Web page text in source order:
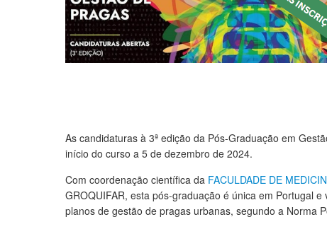
As candidaturas à 3ª edição da Pós-Graduação em
início do curso a 5 de dezembro de 2024.
Com coordenação científica da FACULDADE DE
GROQUIFAR, esta pós-graduação é única em Portugal
planos de gestão de pragas urbanas, segundo a Norma